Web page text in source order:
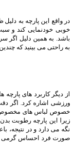
در واقع این پارچه به
خوبی خودنمایی کند و
باشد. به همین دلیل اگر
به راحتی می بینید که
از دیگر کاربرد های
خصوص لباس های مخصوص
زیرا این پارچه رطوبت
نگه می دارد و در
صورت فرد احساس گرمی